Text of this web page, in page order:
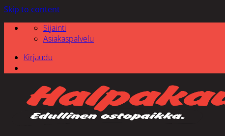
Skip to content
Sijainti
Asiakaspalvelu
Kirjaudu